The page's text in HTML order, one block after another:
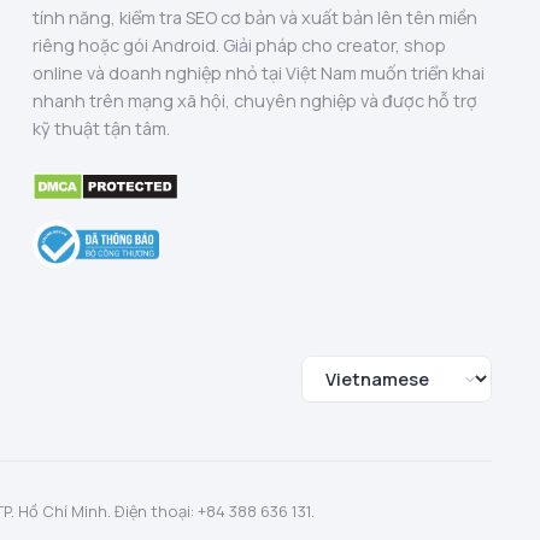
tính năng, kiểm tra SEO cơ bản và xuất bản lên tên miền
riêng hoặc gói Android. Giải pháp cho creator, shop
online và doanh nghiệp nhỏ tại Việt Nam muốn triển khai
nhanh trên mạng xã hội, chuyên nghiệp và được hỗ trợ
kỹ thuật tận tâm.
Hồ Chí Minh. Điện thoại: +84 388 636 131.